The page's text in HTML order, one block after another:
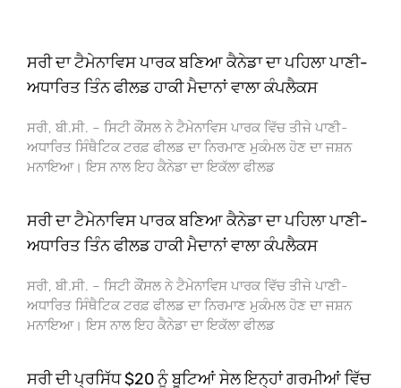
ਸਰੀ ਦਾ ਟੈਮੇਨਾਵਿਸ ਪਾਰਕ ਬਣਿਆ ਕੈਨੇਡਾ ਦਾ ਪਹਿਲਾ ਪਾਣੀ-
ਅਧਾਰਿਤ ਤਿੰਨ ਫੀਲਡ ਹਾਕੀ ਮੈਦਾਨਾਂ ਵਾਲਾ ਕੰਪਲੈਕਸ
ਸਰੀ, ਬੀ.ਸੀ. – ਸਿਟੀ ਕੌਂਸਲ ਨੇ ਟੈਮੇਨਾਵਿਸ ਪਾਰਕ ਵਿੱਚ ਤੀਜੇ ਪਾਣੀ-
ਅਧਾਰਿਤ ਸਿੰਥੈਟਿਕ ਟਰਫ਼ ਫੀਲਡ ਦਾ ਨਿਰਮਾਣ ਮੁਕੰਮਲ ਹੋਣ ਦਾ ਜਸ਼ਨ
ਮਨਾਇਆ। ਇਸ ਨਾਲ ਇਹ ਕੈਨੇਡਾ ਦਾ ਇਕੱਲਾ ਫੀਲਡ
ਸਰੀ ਦਾ ਟੈਮੇਨਾਵਿਸ ਪਾਰਕ ਬਣਿਆ ਕੈਨੇਡਾ ਦਾ ਪਹਿਲਾ ਪਾਣੀ-
ਅਧਾਰਿਤ ਤਿੰਨ ਫੀਲਡ ਹਾਕੀ ਮੈਦਾਨਾਂ ਵਾਲਾ ਕੰਪਲੈਕਸ
ਸਰੀ, ਬੀ.ਸੀ. – ਸਿਟੀ ਕੌਂਸਲ ਨੇ ਟੈਮੇਨਾਵਿਸ ਪਾਰਕ ਵਿੱਚ ਤੀਜੇ ਪਾਣੀ-
ਅਧਾਰਿਤ ਸਿੰਥੈਟਿਕ ਟਰਫ਼ ਫੀਲਡ ਦਾ ਨਿਰਮਾਣ ਮੁਕੰਮਲ ਹੋਣ ਦਾ ਜਸ਼ਨ
ਮਨਾਇਆ। ਇਸ ਨਾਲ ਇਹ ਕੈਨੇਡਾ ਦਾ ਇਕੱਲਾ ਫੀਲਡ
ਸਰੀ ਦੀ ਪ੍ਰਸਿੱਧ $20 ਨੂੰ ਬੂਟਿਆਂ ਸੇਲ ਇਨ੍ਹਾਂ ਗਰਮੀਆਂ ਵਿੱਚ